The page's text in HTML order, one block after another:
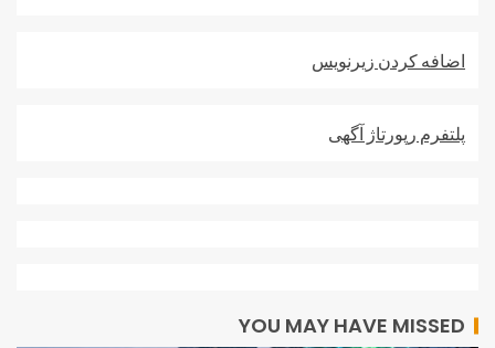
اضافه کردن زيرنويس
پلتفرم رپورتاژ آگهی
YOU MAY HAVE MISSED